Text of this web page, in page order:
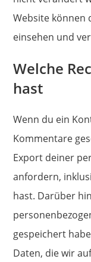
Website können
einsehen und
Welche
hast
Wenn du ein
Kommentare
Export deiner
anfordern,
hast. Darüber
gespeichert
Daten, die wir